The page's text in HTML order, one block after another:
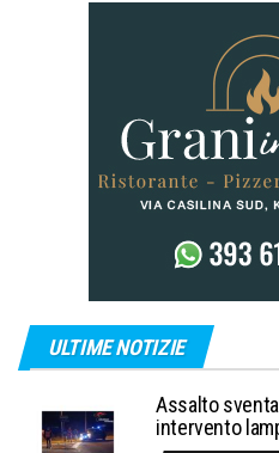
ULTIME NOTIZIE
Assalto
intervento